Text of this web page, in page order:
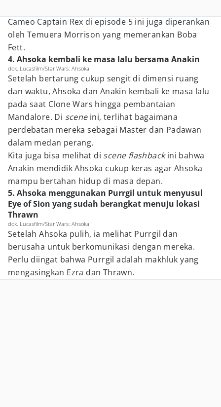
Cameo Captain Rex di episode 5 ini juga diperankan
oleh Temuera Morrison yang memerankan Boba
Fett.
4. Ahsoka kembali ke masa lalu bersama Anakin
dok. Lucasfilm/Star Wars: Ahsoka
Setelah bertarung cukup sengit di dimensi ruang
dan waktu, Ahsoka dan Anakin kembali ke masa lalu
pada saat Clone Wars hingga pembantaian
Mandalore. Di scene ini, terlihat bagaimana
perdebatan mereka sebagai Master dan Padawan
dalam medan perang.
Kita juga bisa melihat di scene flashbackini bahwa
Anakin mendidik Ahsoka cukup keras agar Ahsoka
mampu bertahan hidup di masa depan.
5. Ahsoka menggunakan Purrgil untuk menyusul
Eye of Sion yang sudah berangkat menuju lokasi
Thrawn
dok. Lucasfilm/Star Wars: Ahsoka
Setelah Ahsoka pulih, ia melihat Purrgil dan
berusaha untuk berkomunikasi dengan mereka.
Perlu diingat bahwa Purrgil adalah makhluk yang
mengasingkan Ezra dan Thrawn.